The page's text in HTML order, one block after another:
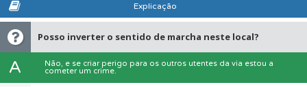
Explicação
Posso inverter o sentido de marcha neste local?
A
Não, e se criar perigo para os outros utentes da via estou a
cometer um crime.